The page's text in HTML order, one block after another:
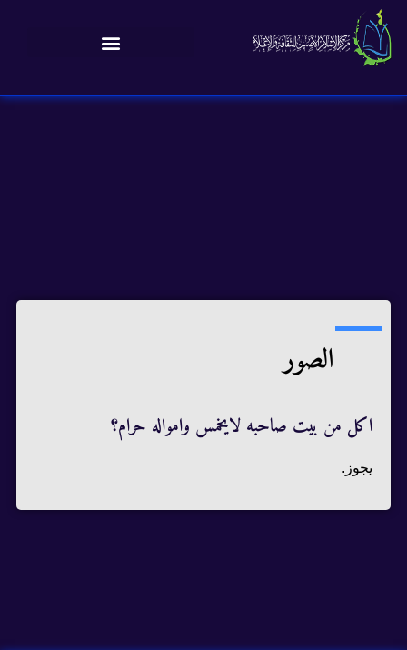
الصور
اكل من بيت صاحبه لايخمس وامواله حرام؟
يجوز.